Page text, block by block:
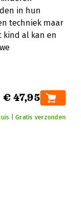
in hun
techniek maar
kind al kan en
€ 47,95
| Gratis verzonden